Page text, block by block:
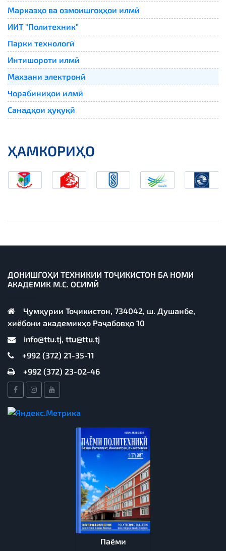
Марказҳо ва озмоишгоҳҳои илмӣ
ИИТ "Политехник"
Парки технологӣ
Интишороти илмӣ
Махзани электронӣ
Чорабиниҳои илмӣ
Санадҳои ҳуқуқӣ
ҲАМКОРИҲО
ДОНИШГОҲИ ТЕХНИКИИ ТОҶИКИСТОН БА НОМИ
АКАДЕМИК М.С. ОСИМӢ
Ҷумҳурии Тоҷикистон, 734042, ш. Душанбе,
хиёбони академикҳо Раҷабовҳо 10
info@ttu.tj, ttu@ttu.tj
+992 (372) 21-35-11
+992 (372) 23-02-46
Паёми